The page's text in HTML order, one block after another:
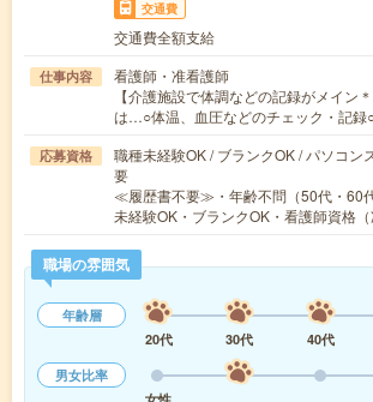
交通費
交通費全額支給
仕事内容
看護師・准看護師
【介護施設で体調などの記録がメイン
は…○体温、血圧などのチェック・記
応募資格
職種未経験OK / ブランクOK / パソコン
要
≪履歴書不要≫・年齢不問（50代・60
未経験OK・ブランクOK・看護師資格
職場の雰囲気
年齢層
20代
30代 40代
男女比率